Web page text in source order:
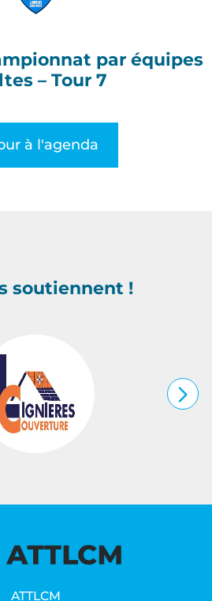
par équipes
– Tour 7
à l'agenda
soutiennent !
ATTLCM